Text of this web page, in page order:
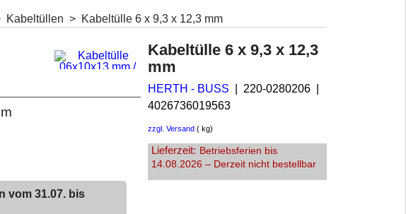
Kabeltüllen > Kabeltülle 6 x 9,3 x 12,3 mm
Kabeltülle 6 x 9,3 x 12,3
mm
HERTH - BUSS
220-0280206
4026736019563
zzgl. Versand kg
Lieferzeit: Betriebsferien bis
14.08.2026 – Derzeit nicht bestellbar
vom 31.07. bis